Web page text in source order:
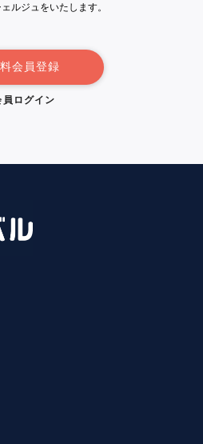
ルジュをいたします。
会員登録
員ログイン